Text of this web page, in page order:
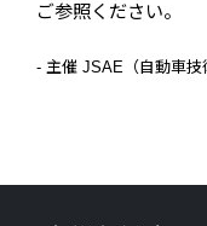
ご参照ください。
- 主催 JSAE（自動車技